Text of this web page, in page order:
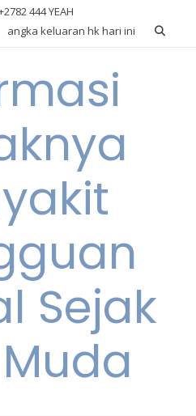
444 YEAH
angka keluaran hk hari ini
Sejak